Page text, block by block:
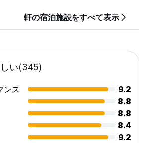
from original language)
軒の宿泊施設をすべて表示
い(345)
ンス
9.2
8.8
8.8
8.4
9.2